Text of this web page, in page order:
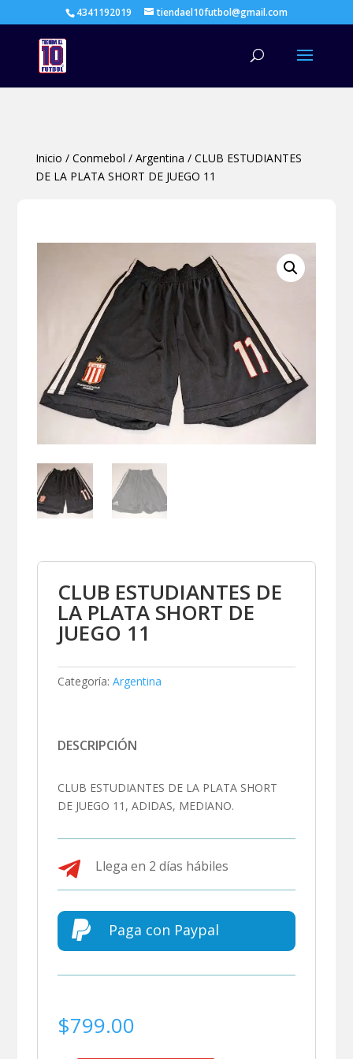
4341192019 tiendael10futbol@gmail.com
Inicio / Conmebol / Argentina / CLUB ESTUDIANTES
DE LA PLATA SHORT DE JUEGO 11
CLUB ESTUDIANTES DE
LA PLATA SHORT DE
JUEGO 11
Categoría: Argentina
DESCRIPCIÓN
CLUB ESTUDIANTES DE LA PLATA SHORT
DE JUEGO 11, ADIDAS, MEDIANO.
 Llega en 2 días hábiles
 Paga con Paypal
$799.00